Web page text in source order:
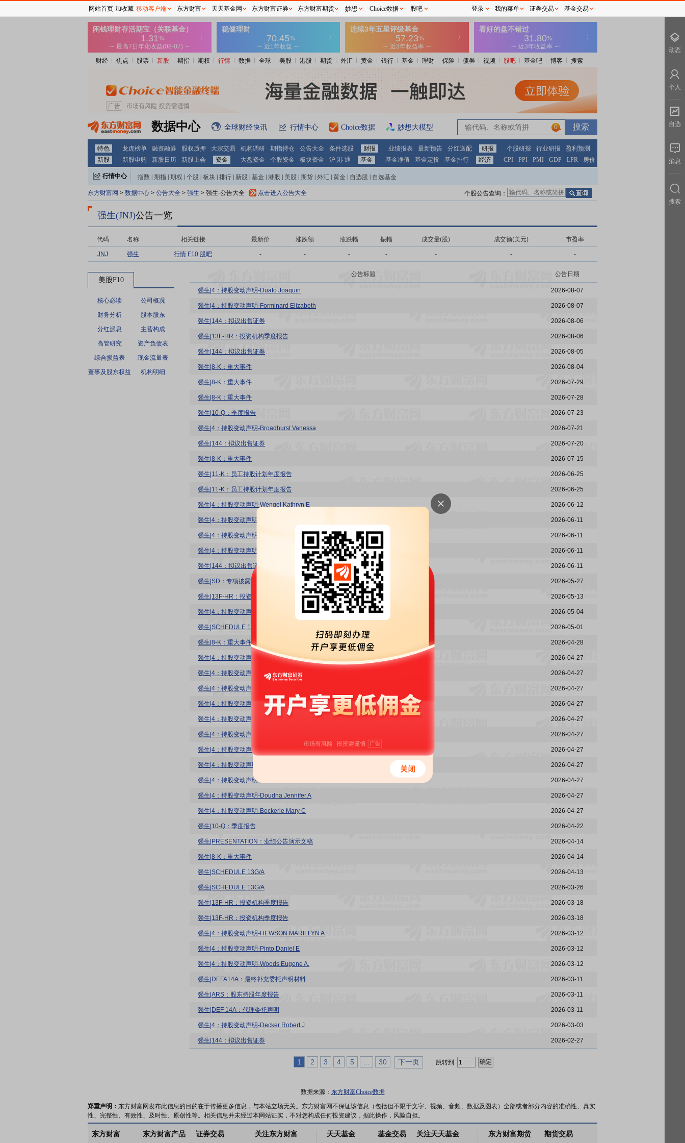
财经 焦点 股票 新股 期指 期权 行情 数据 全球 美股 港股 期货 外汇 黄金 银行 基金 理财 保险 债券 视频 股吧 基金吧 博客 搜索
数据中心 全球财经快讯 行情中心 Choice数据 妙想大模型 0
特色 龙虎榜单 融资融券 股权质押 大宗交易 机构调研 期指持仓 公告大全 条件选股 财报 业绩报表 最新预告 分红送配 研报 个股研报 行业研报
盈利预测
新股
新股申购 新股日历 新股上会 资金 大盘资金 个股资金 板块资金 沪 港 通 基金 基金净值 基金定投 基金排行 经济 CPI PPI PMI GDP LPR 房价
行情中心 指数 期指 期权 个股 板块 排行 新股 基金 港股 美股 期货 外汇 黄金 自选股 自选基金
东方财富网 > 数据中心 > 公告大全 > 强生 > 强生-公告大全 点击进入公告大全 个股公告查询：
强生(JNJ)公告一览
代码 名称 相关链接 最新价 涨跌额 涨跌幅 振幅 成交量(股) 成交额(美元) 市盈率
JNJ 强生 行情 F10 股吧 - - - - - - -
美股F10
核心必读
公司概况
财务分析
股本股东
分红派息
主营构成
高管研究
资产负债表
综合损益表
现金流量表
董事及股东权益
机构明细
公告标题 公告日期
强生|4：持股变动声明-Duato Joaquin 2026-08-07
强生|4：持股变动声明-Forminard Elizabeth 2026-08-07
强生|144：拟议出售证券 2026-08-06
强生|13F-HR：投资机构季度报告 2026-08-06
强生|144：拟议出售证券 2026-08-05
强生|8-K：重大事件 2026-08-04
强生|8-K：重大事件 2026-07-29
强生|8-K：重大事件 2026-07-28
强生|10-Q：季度报告 2026-07-23
强生|4：持股变动声明-Broadhurst Vanessa 2026-07-21
强生|144：拟议出售证券 2026-07-20
强生|8-K：重大事件 2026-07-15
强生|11-K：员工持股计划年度报告 2026-06-25
强生|11-K：员工持股计划年度报告 2026-06-25
强生|4：持股变动声明-Wengel Kathryn E 2026-06-12
强生|4：持股变动声明-Woods Eugene A. 2026-06-11
强生|4：持股变动声明-Pinto Daniel E 2026-06-11
强生|4：持股变动声明-HEWSON MARILLYN A 2026-06-11
强生|144：拟议出售证券 2026-06-11
强生|SD：专项披露公告 2026-05-27
强生|13F-HR：投资机构季度报告 2026-05-13
强生|4：持股变动声明-REED JOHN C 2026-05-04
强生|SCHEDULE 13G/A 2026-05-01
强生|8-K：重大事件 2026-04-28
强生|4：持股变动声明-Woods Eugene A. 2026-04-27
强生|4：持股变动声明-West Nadja 2026-04-27
强生|4：持股变动声明-WEINBERGER MARK A 2026-04-27
强生|4：持股变动声明-Pinto Daniel E 2026-04-27
强生|4：持股变动声明-MORIKIS JOHN G 2026-04-27
强生|4：持股变动声明-McClellan Mark B. 2026-04-27
强生|4：持股变动声明-Joly Hubert 2026-04-27
强生|4：持股变动声明-Johnson Paula A 2026-04-27
强生|4：持股变动声明-HEWSON MARILLYN A 2026-04-27
强生|4：持股变动声明-Doudna Jennifer A 2026-04-27
强生|4：持股变动声明-Beckerle Mary C 2026-04-27
强生|10-Q：季度报告 2026-04-22
强生|PRESENTATION：业绩公告演示文稿 2026-04-14
强生|8-K：重大事件 2026-04-14
强生|SCHEDULE 13G/A 2026-04-13
强生|SCHEDULE 13G/A 2026-03-26
强生|13F-HR：投资机构季度报告 2026-03-18
强生|13F-HR：投资机构季度报告 2026-03-18
强生|4：持股变动声明-HEWSON MARILLYN A 2026-03-12
强生|4：持股变动声明-Pinto Daniel E 2026-03-12
强生|4：持股变动声明-Woods Eugene A. 2026-03-12
强生|DEFA14A：最终补充委托声明材料 2026-03-11
强生|ARS：股东持股年度报告 2026-03-11
强生|DEF 14A：代理委托声明 2026-03-11
强生|4：持股变动声明-Decker Robert J 2026-03-03
强生|144：拟议出售证券 2026-02-27
1 2 3 4 5 30 下一页 跳转到
数据来源： 东方财富Choice数据
郑重声明： 东方财富网发布此信息的目的在于传播更多信息，与本站立场无关。东方财富网不保证该信息（包括但不限于文字、视频、音频、数据及图表）全部或者部分内容的准确性、真实
性、完整性、有效性、及时性、原创性等。相关信息并未经过本网站证实，不对您构成任何投资建议，据此操作，风险自担。
东方财富 东方财富产品 证券交易 关注东方财富 天天基金 基金交易 关注天天基金 东方财富期货 期货交易
网站首页 加收藏 移动客户端 东方财富 天天基金网 东方财富证券 东方财富期货 妙想 Choice数据 股吧 登录 我的菜单 证券交易 基金交易
动态
个人
自选
消息
搜索